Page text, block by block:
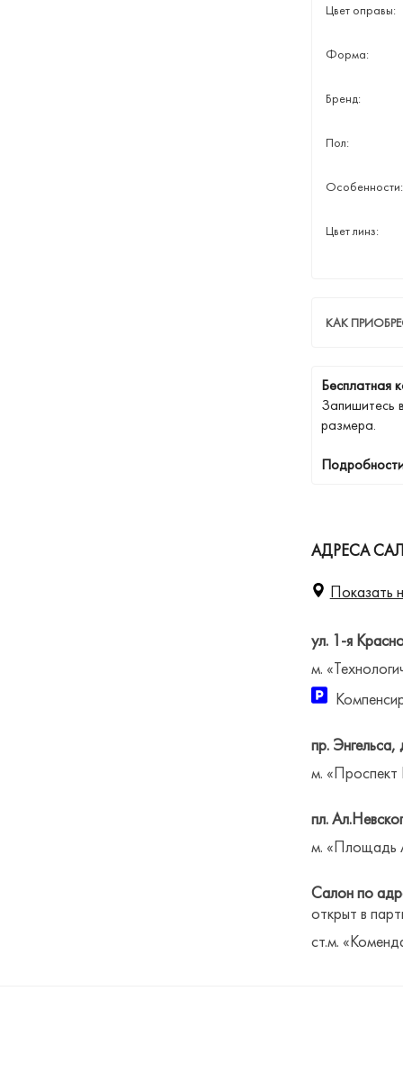
Цвет оправы:
Форма:
Бренд:
Пол:
Особенности:
Цвет линз:
КАК
Бесплатная
Запишитесь
размера.
АДРЕСА
Показать
ул. 1-я
м.
пр. Энгельса,
м.
пл.
м. «Площадь
Салон по
открыт в
ст.м.